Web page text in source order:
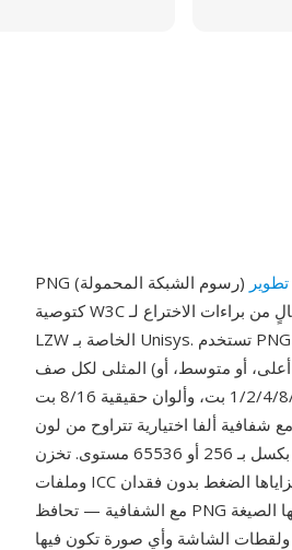
كتوصية W3C في 1 أكتوبر 1996، أُنشئت كبديل خالٍ من براءات الاختراع لـ GIF بعد جدل براءة اختراع
LZW الخاصة بـ Unisys. تستخدم PNG سلسلة ضغط من مرحلتين: مرشح تنبؤ يختار المعالجة المسبقة
المثلى لكل صف (بدون، أو طرح، أو أعلى، أو متوسط، أو Paeth)، ثم ضغط DEFLATE يرمز البيانات
المفلترة. تدعم الصيغة أنماط ألوان غنية — تدرج رمادي بعمق 1/2/4/8/16 بت، وألوان حقيقية 8/16 بت
تصل إلى 256 إدخالاً — وكلها مع شفافية ألفا اختيارية تتراوح من لون
شفاف واحد إلى قناة ألفا كاملة لكل بكسل بـ 256 أو 65536 مستوى. تخزن PNG أيضاً تصحيح جاما
وملفات ICC اللونية والبيانات الوصفية النصية ولون الخلفية المقترح. من أبرز مزاياها الضغط بدون فقدان
مع الشفافية — تحافظ PNG على كل بكسل بدقة مع دعم حواف شبه شفافة ناعمة، مما يجعلها الصيغة
ولقطات الشاشة وأي صورة تكون فيها